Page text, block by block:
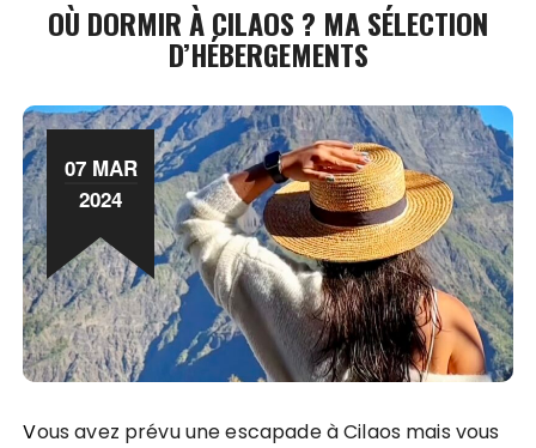
OÙ DORMIR À CILAOS ? MA SÉLECTION
D’HÉBERGEMENTS
07 MAR
2024
Vous avez prévu une escapade à Cilaos mais vous